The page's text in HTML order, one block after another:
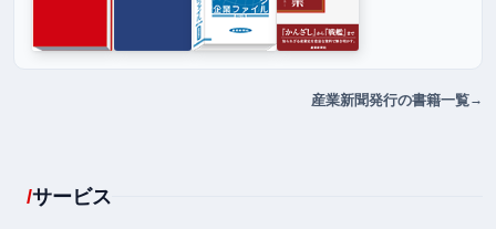
産業新聞発行の書籍一覧
サービス